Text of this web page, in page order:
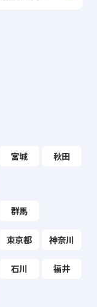
宮城 秋田
群馬
東京都 神奈川
石川 福井